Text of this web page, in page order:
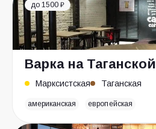
до 1500 ₽
Варка на Таганской
Марксистская Таганская
американская европейская